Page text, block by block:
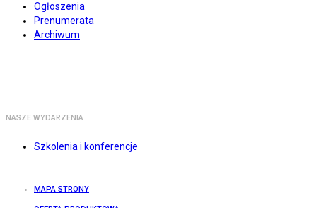
Ogłoszenia
Prenumerata
Archiwum
NASZE WYDARZENIA
Szkolenia i konferencje
MAPA STRONY